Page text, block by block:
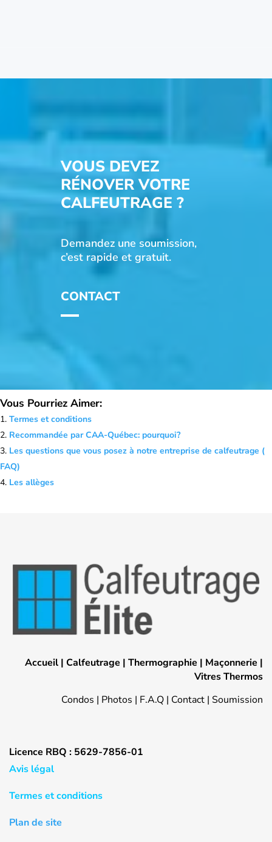
VOUS DEVEZ
RÉNOVER VOTRE
CALFEUTRAGE ?
Demandez une soumission,
c’est rapide et gratuit.
CONTACT
Vous Pourriez Aimer:
Termes et conditions
Recommandée par CAA-Québec: pourquoi?
Les questions que vous posez à notre entreprise de calfeutrage (
FAQ)
Les allèges
Accueil | Calfeutrage | Thermographie | Maçonnerie |
Vitres Thermos
Condos | Photos | F.A.Q | Contact | Soumission
Licence RBQ : 5629-7856-01
Avis légal
Termes et conditions
Plan de site